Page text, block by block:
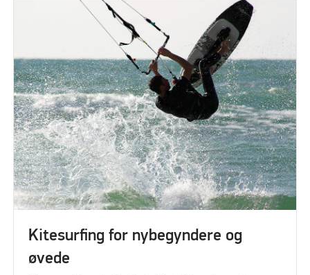
Kitesurfing for nybegyndere og
øvede